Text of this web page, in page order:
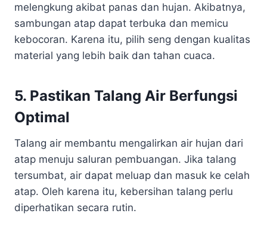
melengkung akibat panas dan hujan. Akibatnya,
sambungan atap dapat terbuka dan memicu
kebocoran. Karena itu, pilih seng dengan kualitas
material yang lebih baik dan tahan cuaca.
5. Pastikan Talang Air Berfungsi
Optimal
Talang air membantu mengalirkan air hujan dari
atap menuju saluran pembuangan. Jika talang
tersumbat, air dapat meluap dan masuk ke celah
atap. Oleh karena itu, kebersihan talang perlu
diperhatikan secara rutin.